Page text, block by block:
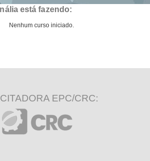
está fazendo:
Nenhum curso iniciado.
EPC/CRC: